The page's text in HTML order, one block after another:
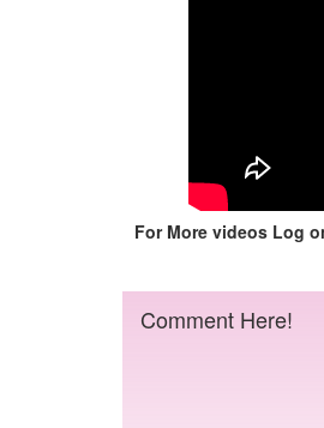
For More videos Log
Comment Here!